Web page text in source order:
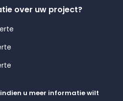
over uw project?
u meer informatie wilt